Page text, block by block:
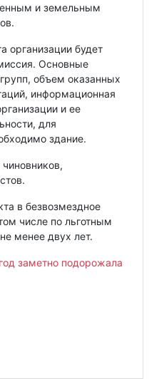
и земельным
организации будет
Основные
объем оказанных
информационная
и ее
для
здание.
в безвозмездное
числе по льготным
менее двух лет.
заметно подорожала